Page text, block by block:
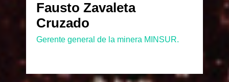
Fausto Zavaleta
Cruzado
Gerente general de la minera MINSUR.